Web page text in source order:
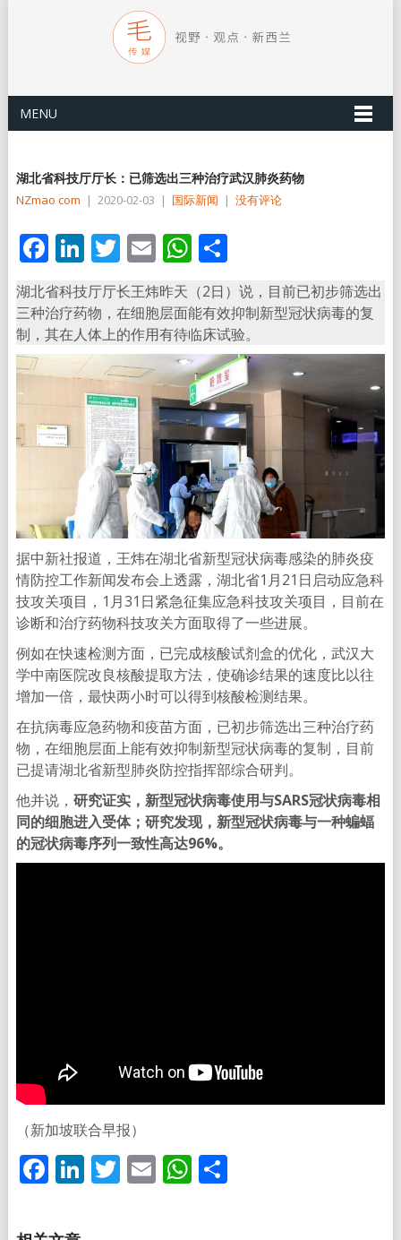
MENU
湖北省科技厅厅长：已筛选出三种治疗武汉肺炎药物
NZmao com | 2020-02-03 | 国际新闻 | 没有评论
Facebook
LinkedIn
Twitter
EmailWhatsApp
分
享
湖北省科技厅厅长王炜昨天（2日）说，目前已初步筛选出
三种治疗药物，在细胞层面能有效抑制新型冠状病毒的复
制，其在人体上的作用有待临床试验。
据中新社报道，王炜在湖北省新型冠状病毒感染的肺炎疫
情防控工作新闻发布会上透露，湖北省1月21日启动应急科
技攻关项目，1月31日紧急征集应急科技攻关项目，目前在
诊断和治疗药物科技攻关方面取得了一些进展。
例如在快速检测方面，已完成核酸试剂盒的优化，武汉大
学中南医院改良核酸提取方法，使确诊结果的速度比以往
增加一倍，最快两小时可以得到核酸检测结果。
在抗病毒应急药物和疫苗方面，已初步筛选出三种治疗药
物，在细胞层面上能有效抑制新型冠状病毒的复制，目前
已提请湖北省新型肺炎防控指挥部综合研判。
他并说， 研究证实，新型冠状病毒使用与SARS冠状病毒相
同的细胞进入受体；研究发现，新型冠状病毒与一种蝙蝠
的冠状病毒序列一致性高达96%。
（新加坡联合早报）
Facebook
LinkedIn
Twitter
EmailWhatsApp
分